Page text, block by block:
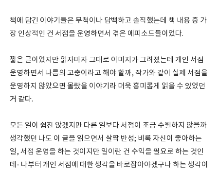
책에 담긴 이야기들은 무척이나 담백하고 솔직했는데 책 내용 중 가
장 인상적인 건 서점을 운영하면서 겪은 에피소드들이었다.
짧은 글이었지만 읽자마자 그대로 이미지가 그려졌는데 개인 서점
운영하면서 나름의 고충이라고 해야 할까, 작가와 같이 실제 서점을
운영하지 않았으면 몰랐을 이야기라 더욱 흥미롭게 읽을 수 있었던
거 같다.
모든 일이 쉽진 않겠지만 다른 일보다 서점이 조금 수월하지 않을까
생각했던 나도 이 글을 읽으면서 살짝 반성; 비록 자신이 좋아하는
일, 서점 운영을 하는 것이지만 일이란 건 수익을 필요로 하는 것인
데- 나부터 개인 서점에 대한 생각을 바로잡아야겠구나 하는 생각이